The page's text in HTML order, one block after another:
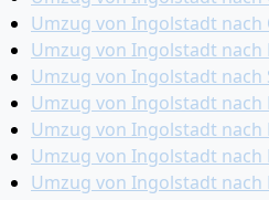
Umzug von Ingolstadt nach
Umzug von Ingolstadt nach
Umzug von Ingolstadt nach
Umzug von Ingolstadt nach
Umzug von Ingolstadt nach
Umzug von Ingolstadt nach
Umzug von Ingolstadt nach